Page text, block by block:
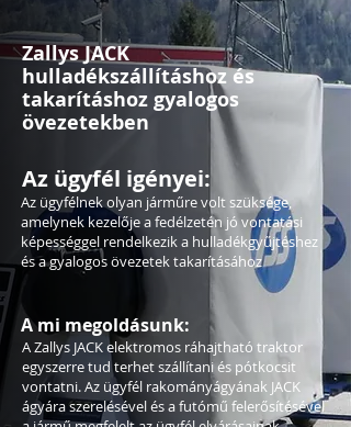
Zallys JACK
hulladékszállításhoz és
takarításhoz gyalogos
övezetekben
Az ügyfél igényei:
Az ügyfélnek olyan járműre volt szüksége,
amelynek kezelője a fedélzetén jó vontatási
képességgel rendelkezik a hulladékgyűjtéshez
és a gyalogos övezetek takarításához
A mi megoldásunk:
A Zallys JACK elektromos ráhajtható traktor
egyszerre tud terhet szállítani és pótkocsit
vontatni. Az ügyfél rakományágyának JACK
ágyára szerelésével és a futómű felerősítésével